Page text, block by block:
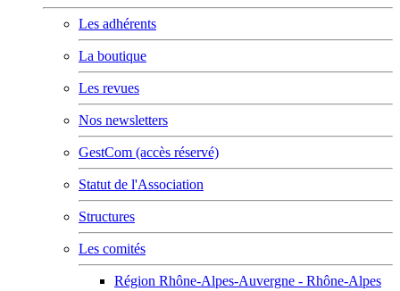
Les adhérents
La boutique
Les revues
Nos newsletters
GestCom (accès réservé)
Statut de l'Association
Structures
Les comités
Région Rhône-Alpes-Auvergne - Rhône-Alpes